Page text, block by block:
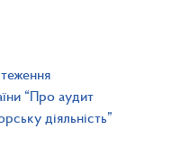
“Про аудит
діяльність”